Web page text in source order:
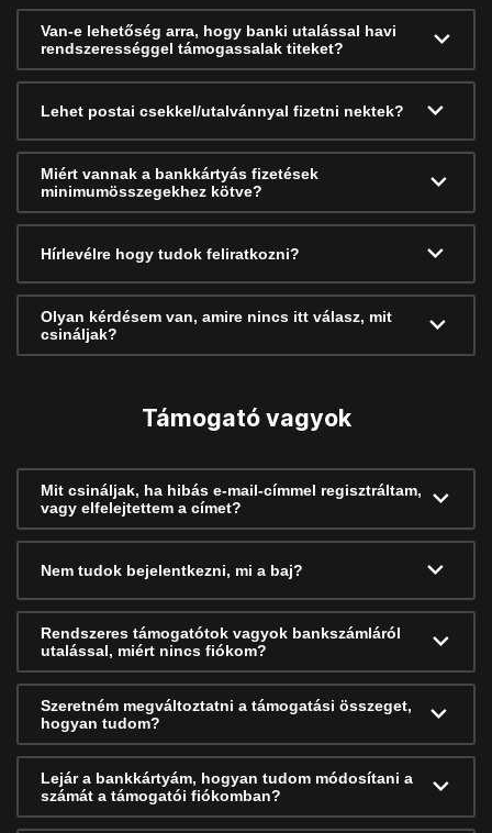
Van-e lehetőség arra, hogy banki utalással havi
rendszerességgel támogassalak titeket?
Lehet postai csekkel/utalvánnyal fizetni nektek?
Miért vannak a bankkártyás fizetések
minimumösszegekhez kötve?
Hírlevélre hogy tudok feliratkozni?
Olyan kérdésem van, amire nincs itt válasz, mit
csináljak?
Támogató vagyok
Mit csináljak, ha hibás e-mail-címmel regisztráltam,
vagy elfelejtettem a címet?
Nem tudok bejelentkezni, mi a baj?
Rendszeres támogatótok vagyok bankszámláról
utalással, miért nincs fiókom?
Szeretném megváltoztatni a támogatási összeget,
hogyan tudom?
Lejár a bankkártyám, hogyan tudom módosítani a
számát a támogatói fiókomban?